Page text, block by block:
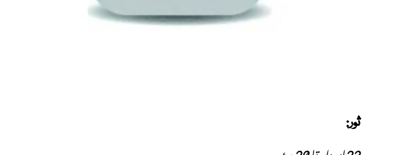
ثور: